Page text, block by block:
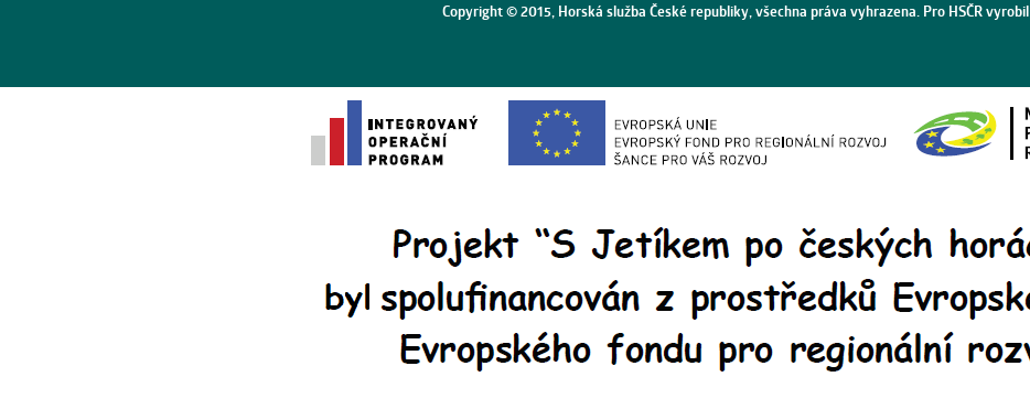
Copyright © 2015, Horská služba České republiky, všechna práva vyhrazena. Pro HSČR vyrobil